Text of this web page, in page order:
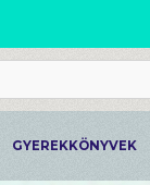
GYEREKKÖNYVEK